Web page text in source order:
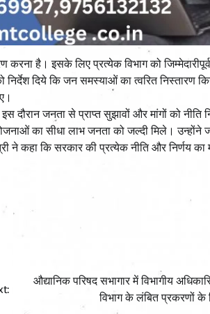
है। इसके लिए प्रत्येक विभाग को
दिये कि जन समस्याओं का त्वरित निस्तारण
जनता से प्राप्त सुझावों और मांगों को नीति
का सीधा लाभ जनता को जल्दी मिले। उन्होंने
कहा कि सरकार की प्रत्येक नीति और निर्णय का
औद्यानिक परिषद सभागार में विभागीय
विभाग के लंबित प्रकरणों